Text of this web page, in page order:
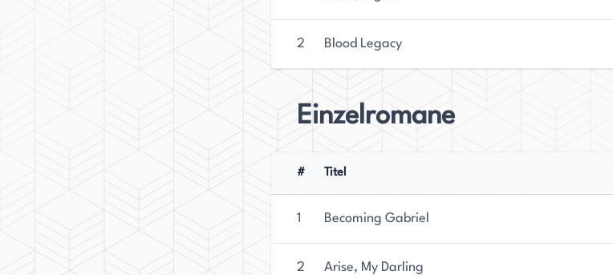
2 Blood Legacy
Einzelromane
# Titel
1 Becoming Gabriel
2 Arise, My Darling